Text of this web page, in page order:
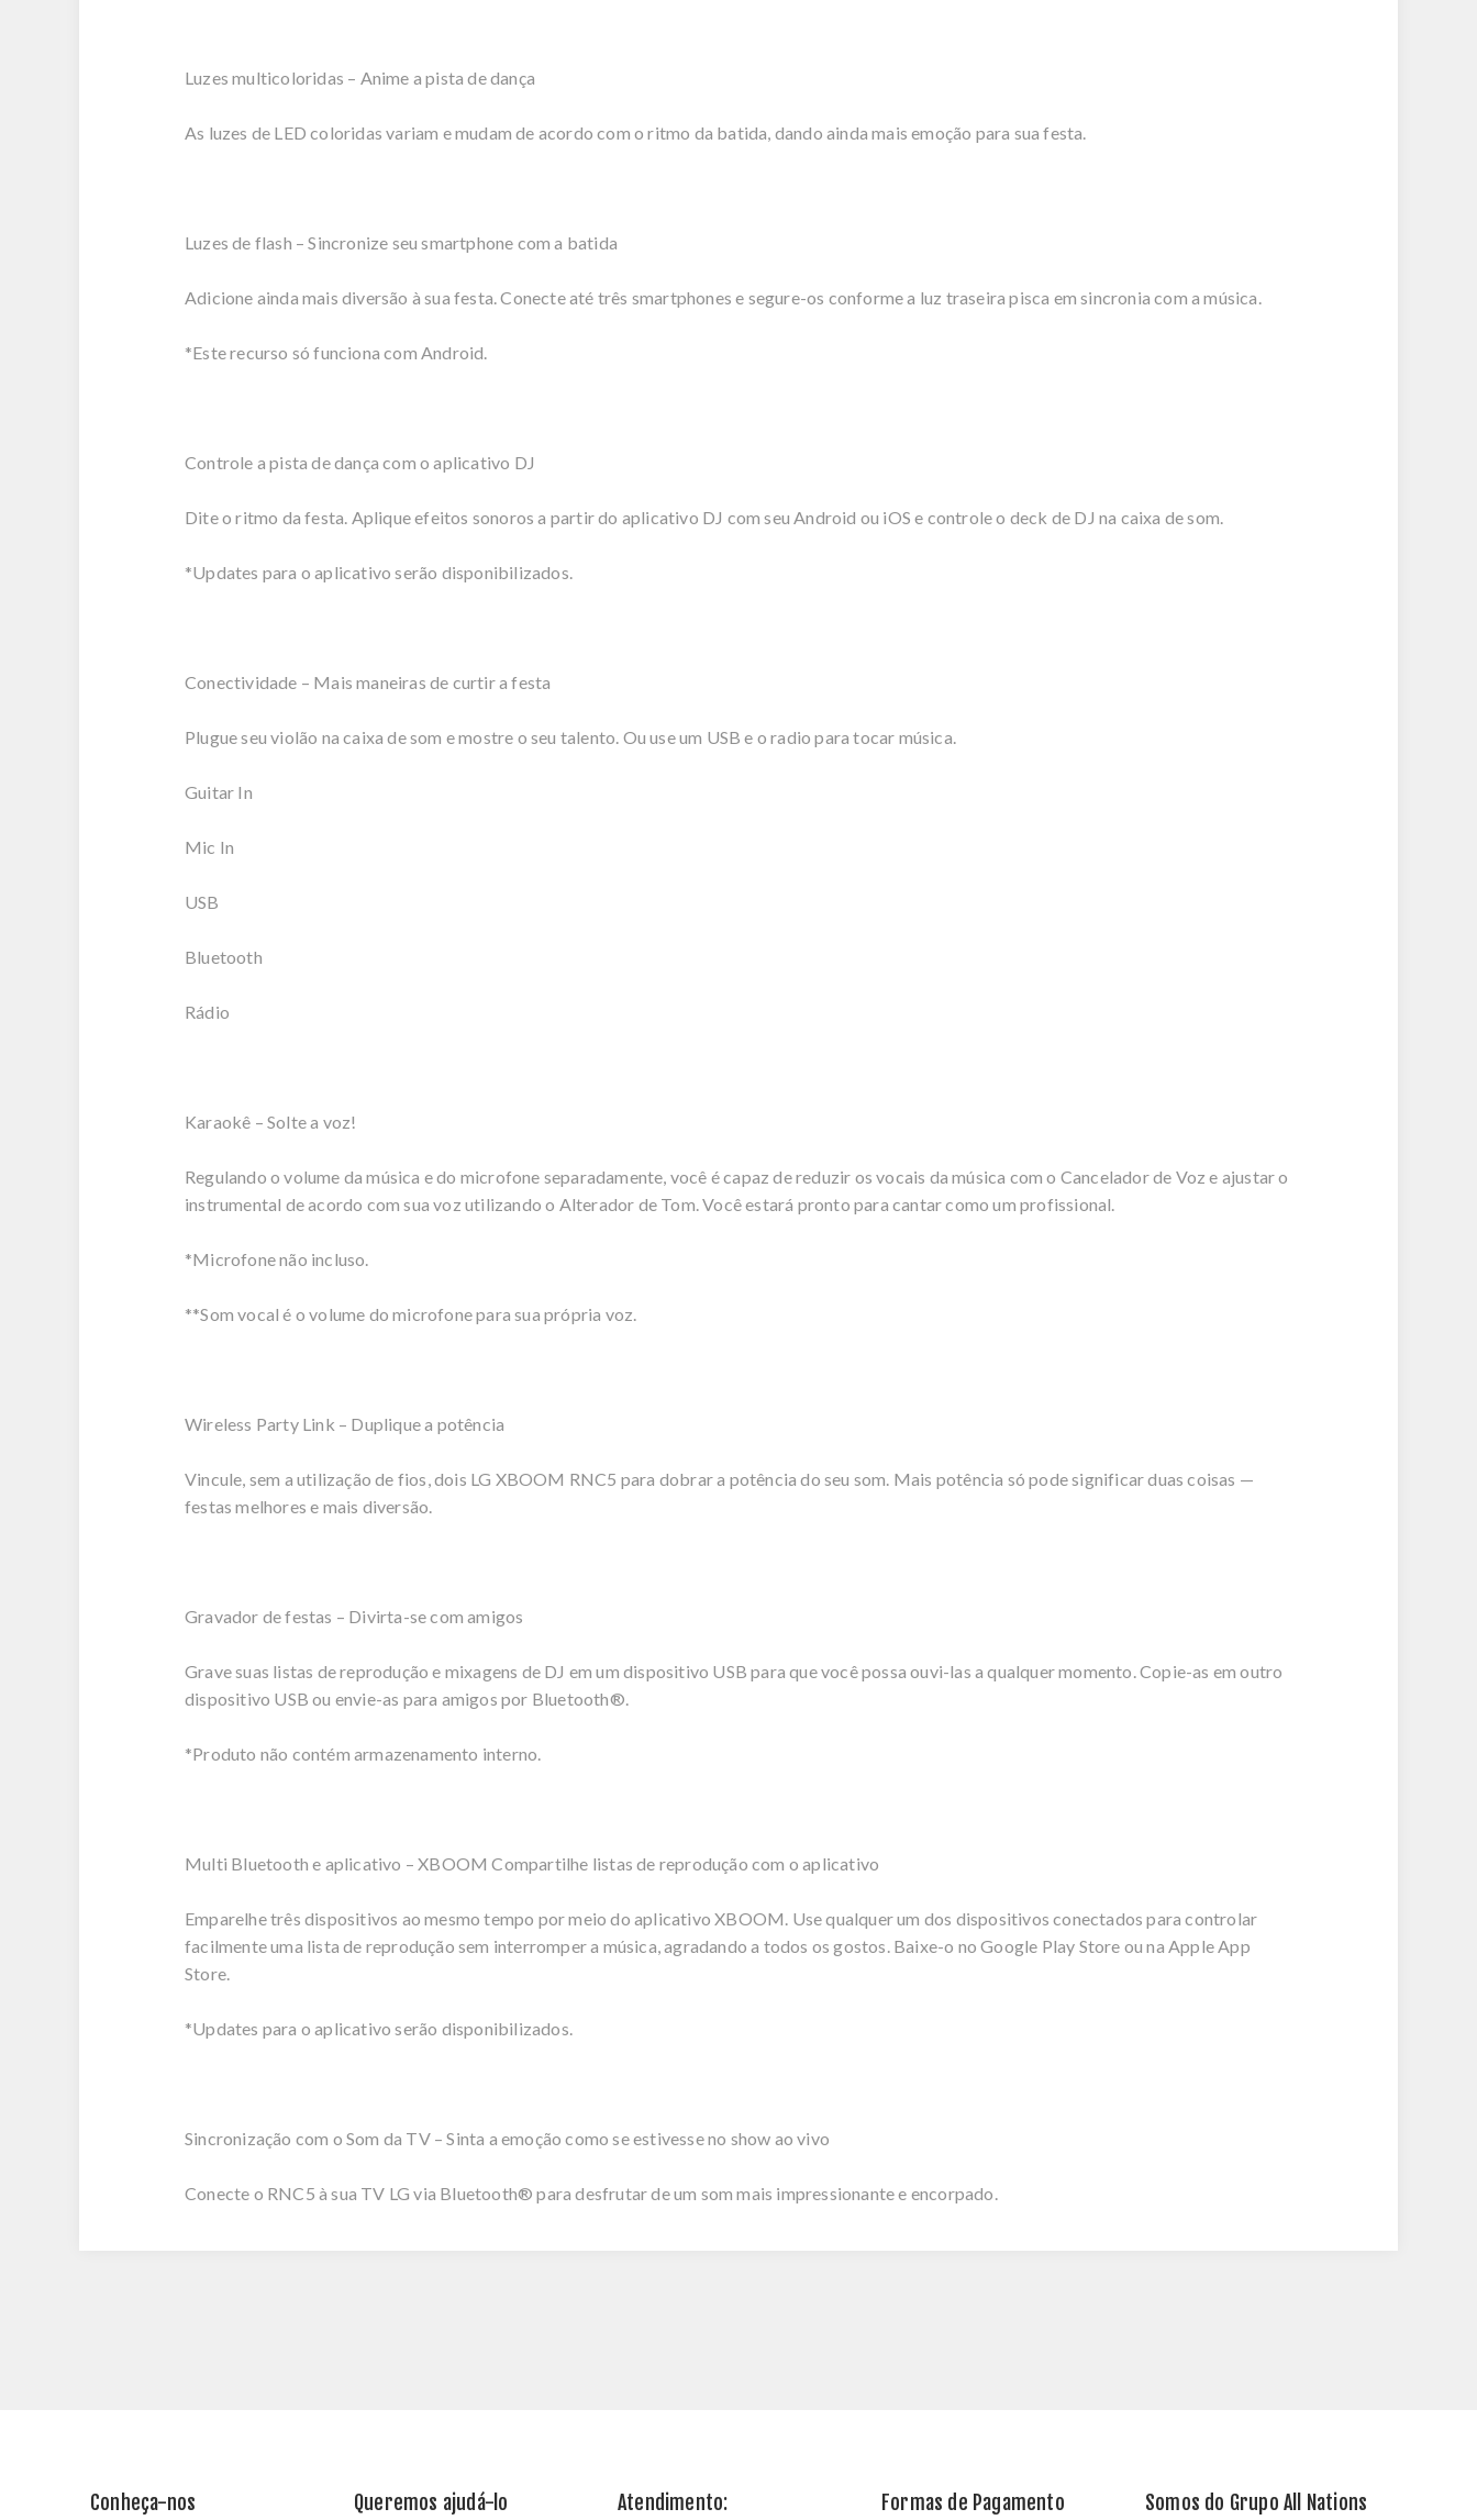
Luzes multicoloridas – Anime a pista de dança
As luzes de LED coloridas variam e mudam de acordo com o ritmo da batida, dando ainda mais emoção para sua festa.
Luzes de flash – Sincronize seu smartphone com a batida
Adicione ainda mais diversão à sua festa. Conecte até três smartphones e segure-os conforme a luz traseira pisca em sincronia com a música.
*Este recurso só funciona com Android.
Controle a pista de dança com o aplicativo DJ
Dite o ritmo da festa. Aplique efeitos sonoros a partir do aplicativo DJ com seu Android ou iOS e controle o deck de DJ na caixa de som.
*Updates para o aplicativo serão disponibilizados.
Conectividade – Mais maneiras de curtir a festa
Plugue seu violão na caixa de som e mostre o seu talento. Ou use um USB e o radio para tocar música.
Guitar In
Mic In
USB
Bluetooth
Rádio
Karaokê – Solte a voz!
Regulando o volume da música e do microfone separadamente, você é capaz de reduzir os vocais da música com o Cancelador de Voz e ajustar o
instrumental de acordo com sua voz utilizando o Alterador de Tom. Você estará pronto para cantar como um profissional.
*Microfone não incluso.
**Som vocal é o volume do microfone para sua própria voz.
Wireless Party Link – Duplique a potência
Vincule, sem a utilização de fios, dois LG XBOOM RNC5 para dobrar a potência do seu som. Mais potência só pode significar duas coisas —
festas melhores e mais diversão.
Gravador de festas – Divirta-se com amigos
Grave suas listas de reprodução e mixagens de DJ em um dispositivo USB para que você possa ouvi-las a qualquer momento. Copie-as em outro
dispositivo USB ou envie-as para amigos por Bluetooth®.
*Produto não contém armazenamento interno.
Multi Bluetooth e aplicativo – XBOOM Compartilhe listas de reprodução com o aplicativo
Emparelhe três dispositivos ao mesmo tempo por meio do aplicativo XBOOM. Use qualquer um dos dispositivos conectados para controlar
facilmente uma lista de reprodução sem interromper a música, agradando a todos os gostos. Baixe-o no Google Play Store ou na Apple App
Store.
*Updates para o aplicativo serão disponibilizados.
Sincronização com o Som da TV – Sinta a emoção como se estivesse no show ao vivo
Conecte o RNC5 à sua TV LG via Bluetooth® para desfrutar de um som mais impressionante e encorpado.
Conheça-nos Queremos ajudá-lo Atendimento: Formas de Pagamento Somos do Grupo All Nations